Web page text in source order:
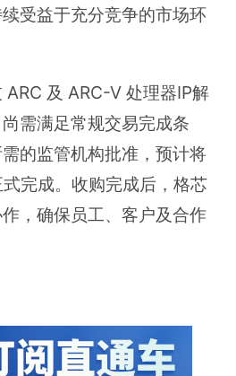
受益于充分竞争的市场环
ARC 及 ARC-V 处理器IP解
需满足常规交易完成条
的监管机构批准，预计将
完成。收购完成后，格芯
，确保员工、客户及合作